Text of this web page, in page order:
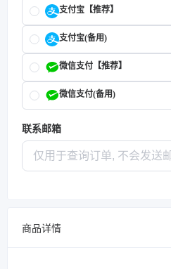
支付宝【推荐】
支付宝(备用)
微信支付【推荐】
微信支付(备用)
联系邮箱
商品详情